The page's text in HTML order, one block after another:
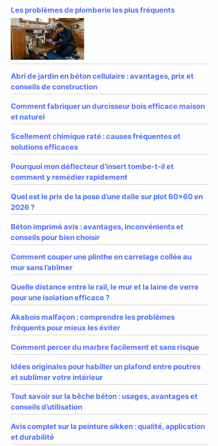
Les problèmes de plomberie les plus fréquents
Abri de jardin en béton cellulaire : avantages, prix et
conseils de construction
Comment fabriquer un durcisseur bois efficace maison
et naturel
Scellement chimique raté : causes fréquentes et
solutions efficaces
Pourquoi mon déflecteur d’insert tombe-t-il et
comment y remédier rapidement
Quel est le prix de la pose d’une dalle sur plot 60×60 en
2026 ?
Béton imprimé avis : avantages, inconvénients et
conseils pour bien choisir
Comment couper une plinthe en carrelage collée au
mur sans l’abîmer
Quelle distance entre le rail, le mur et la laine de verre
pour une isolation efficace ?
Akabois malfaçon : comprendre les problèmes
fréquents pour mieux les éviter
Comment percer du marbre facilement et sans risque
Idées originales pour habiller un plafond entre poutres
et sublimer votre intérieur
Tout savoir sur la bêche béton : usages, avantages et
conseils d’utilisation
Avis complet sur la peinture sikken : qualité, application
et durabilité